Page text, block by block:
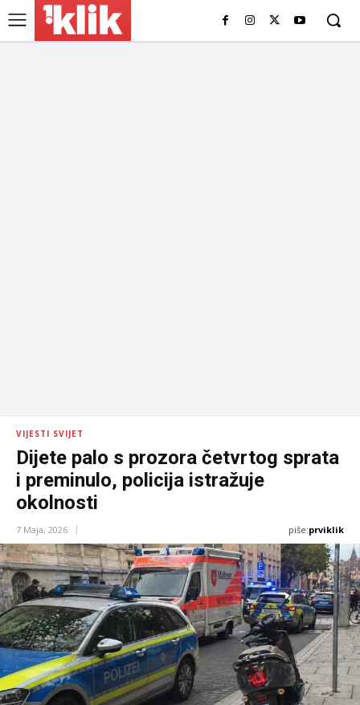
VIJESTI SVIJET
Dijete palo s prozora četvrtog sprata
i preminulo, policija istražuje
okolnosti
7 Maja, 2026 piše:prviklik